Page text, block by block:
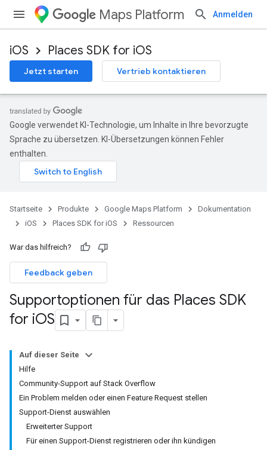
Maps Platform Anmelden
iOS Places SDK for iOS
Jetzt starten Vertrieb kontaktieren
Google verwendet KI-Technologie, um Inhalte in Ihre bevorzugte
Sprache zu übersetzen. KI-Übersetzungen können Fehler
enthalten.
Startseite Produkte Google Maps Platform
Dokumentation
iOS
Places SDK for iOS Ressourcen
War das hilfreich?
Feedback geben
Supportoptionen für das Places SDK
for iOS
Auf dieser Seite
Hilfe
Community-Support auf Stack Overflow
Ein Problem melden oder einen Feature Request stellen
Support-Dienst auswählen
Erweiterter Support
Für einen Support-Dienst registrieren oder ihn kündigen